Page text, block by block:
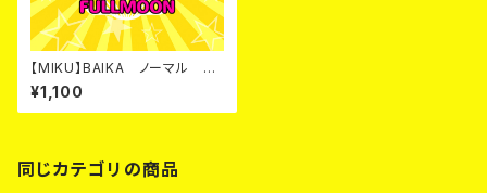
【MIKU】BAIKA ノーマル カ
ード
¥1,100
同じカテゴリの商品